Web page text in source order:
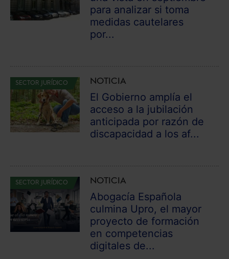
para analizar si toma
medidas cautelares
por...
SECTOR JURÍDICO NOTICIA
El Gobierno amplía el
acceso a la jubilación
anticipada por razón de
discapacidad a los af...
SECTOR JURÍDICO NOTICIA
Abogacía Española
culmina Upro, el mayor
proyecto de formación
en competencias
digitales de...